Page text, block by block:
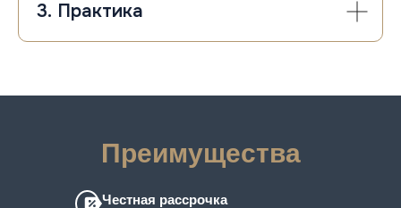
3. Практика
Преимущества
Честная рассрочка